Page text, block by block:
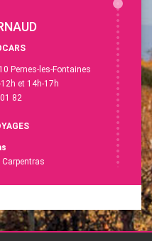
Pernes-les-Fontaines
et 14h-17h
82
Carpentras
sur-la-Sorgue